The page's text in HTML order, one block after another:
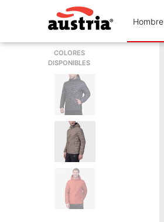
Hombre
COLORES
DISPONIBLES